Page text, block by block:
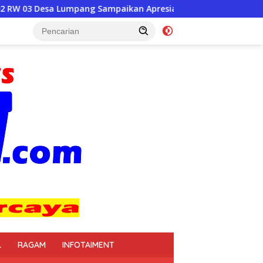
Apresiasi
RAGAM INFOTAIMENT